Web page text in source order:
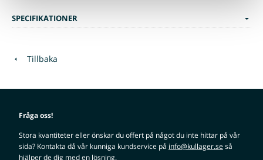
SPECIFIKATIONER
Tillbaka
Fråga oss!
Stora kvantiteter eller önskar du offert på något du inte hittar på vår
sida? Kontakta då vår kunniga kundservice på info@kullager.seså
hjälper de dig med en lösning.